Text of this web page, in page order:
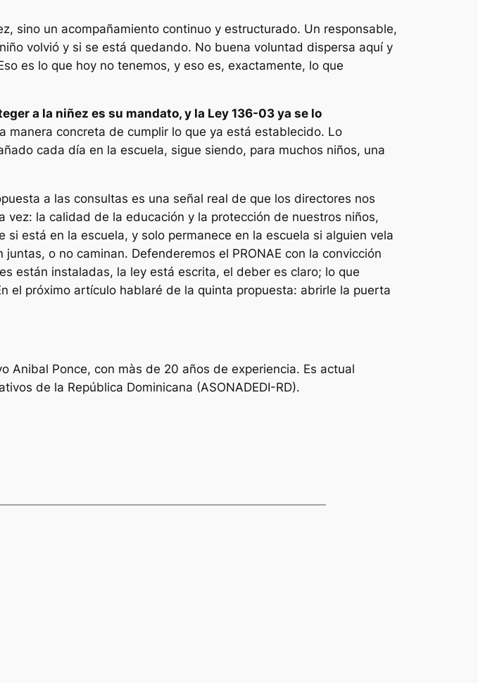
sino un acompañamiento continuo y estructurado. Un responsable,
volvió y si se está quedando. No buena voluntad dispersa aquí y
es lo que hoy no tenemos, y eso es, exactamente, lo que
a la niñez es su mandato, y la Ley 136-03 ya se lo
manera concreta de cumplir lo que ya está establecido. Lo
cada día en la escuela, sigue siendo, para muchos niños, una
a las consultas es una señal real de que los directores nos
la calidad de la educación y la protección de nuestros niños,
está en la escuela, y solo permanece en la escuela si alguien vela
o no caminan. Defenderemos el PRONAE con la convicción
están instaladas, la ley está escrita, el deber es claro; lo que
el próximo artículo hablaré de la quinta propuesta: abrirle la puerta
Anibal Ponce, con màs de 20 años de experiencia. Es actual
de la República Dominicana (ASONADEDI-RD).